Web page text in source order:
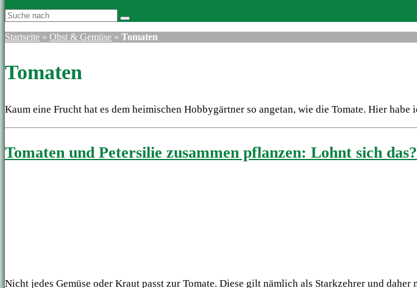
Startseite » Obst & Gemüse » Tomaten
Tomaten
Kaum eine Frucht hat es dem heimischen Hobbygärtner so angetan, wie die Tomate. Hier habe
Tomaten und Petersilie zusammen pflanzen: Lohnt sich das?
Nicht jedes Gemüse oder Kraut passt zur Tomate. Diese gilt nämlich als Starkzehrer und